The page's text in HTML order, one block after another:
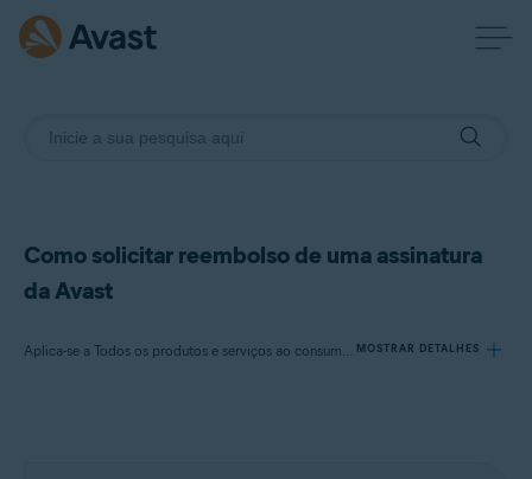
Como solicitar reembolso de uma assinatura
da Avast
Aplica-se a Todos os produtos e serviços ao consumidor pagos da Avast MOSTRAR DETALHES